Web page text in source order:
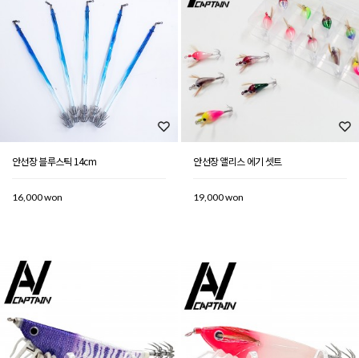
안선장 블루스틱 14cm
16,000 won
안선장 앨리스 에기 셋트
19,000 won